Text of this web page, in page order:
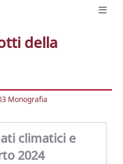
della
Monografia
climatici e
2024